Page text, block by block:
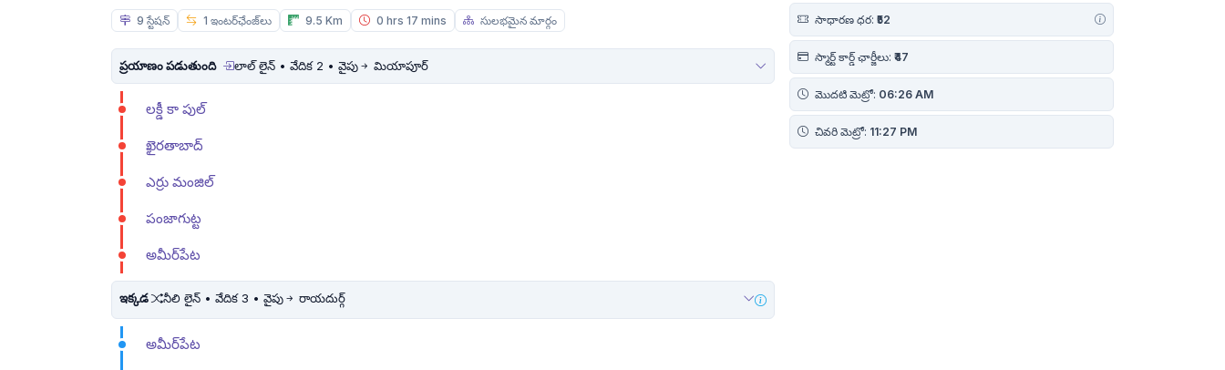
సాధారణ ధర: ₹52
స్మార్ట్ కార్డ్ ఛార్జీలు: ₹47
మొదటి మెట్రో: 06:26 AM
చివరి మెట్రో: 11:27 PM
9 స్టేషన్ 1 ఇంటర్‌ఛేంజ్‌లు 9.5 Km 0 hrs 17 mins సులభమైన మార్గం
ప్రయాణం పడుతుంది లాల్ లైన్ • వేదిక 2 • వైపు మియాపూర్
లక్డీ కా పుల్
ఖైరతాబాద్
ఎర్రు మంజిల్
పంజాగుట్ట
అమీర్‌పేట
ఇక్కడ నీలి లైన్ • వేదిక 3 • వైపు రాయదుర్గ్
అమీర్‌పేట